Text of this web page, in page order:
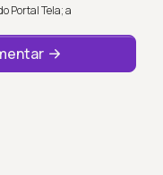
Portal Tela; a